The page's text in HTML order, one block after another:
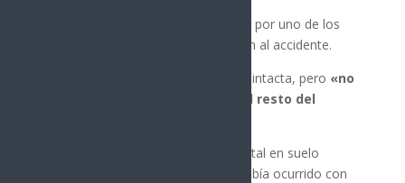
Esa versión también fue transmitida por uno de los
auxiliares de vuelo que sobrevivieron al accidente.
La sección de cola del avión parece intacta, pero «no
se puede reconocer la forma del resto del
Este es el accidente aéreo más mortal en suelo
surcoreano. Hasta ahora, el peor había ocurrido con